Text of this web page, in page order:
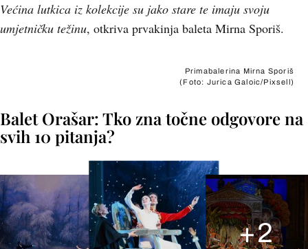
Većina lutkica iz kolekcije su jako stare te imaju svoju
umjetničku težinu, otkriva prvakinja baleta Mirna Sporiš.
Primabalerina Mirna Sporiš
(Foto: Jurica Galoic/Pixsell)
Balet Orašar: Tko zna točne odgovore na
svih 10 pitanja?
+2